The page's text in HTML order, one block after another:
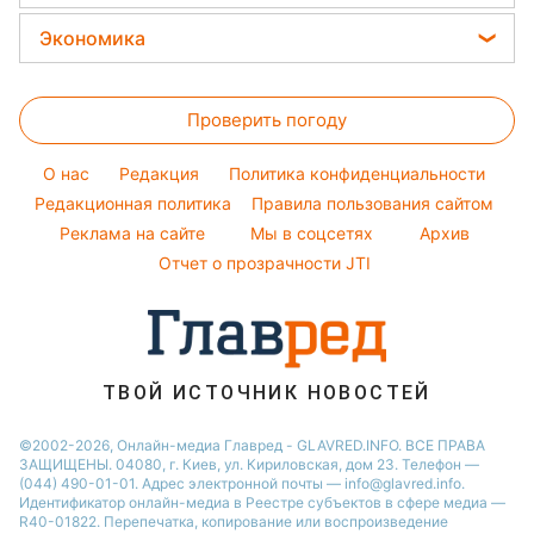
Елена Зеленская
Ани Лорак
Кейт Миддлтон
Новости Запорожья
Новости Львова
Новости Днепра
Модные ошибки
Новости моды
Легкие десерты
Праздничное меню
Уборка
Авто
Комнатные растения
Прогноз погоды
Магнитные бури
Погода на сегодня
Погода на завтра
Пылевая буря
Экономика
Денежная помощь
Тарифы
Курс валют
Проверить погоду
O нас Редакция
Политика конфиденциальности
Редакционная политика
Правила пользования сайтом
Реклама на сайте
Мы в соцсетях
Архив
Отчет о прозрачности JTI
ТВОЙ ИСТОЧНИК НОВОСТЕЙ
©2002-2026, Онлайн-медиа Главред - GLAVRED.INFO. ВСЕ ПРАВА
ЗАЩИЩЕНЫ. 04080, г. Киев, ул. Кириловская, дом 23. Телефон —
(044) 490-01-01. Адрес электронной почты — info@glavred.info.
Идентификатор онлайн-медиа в Реестре cубъектов в сфере медиа —
R40-01822. Перепечатка, копирование или воспроизведение